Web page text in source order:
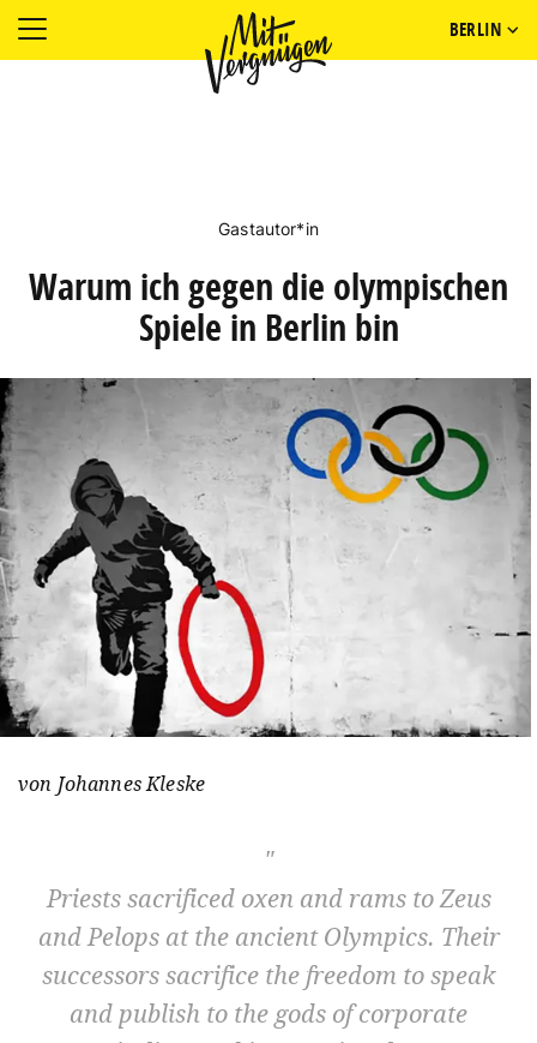
BERLIN
Gastautor*in
Warum ich gegen die olympischen
Spiele in Berlin bin
von Johannes Kleske
Priests sacrificed oxen and rams to Zeus
and Pelops at the ancient Olympics. Their
successors sacrifice the freedom to speak
and publish to the gods of corporate